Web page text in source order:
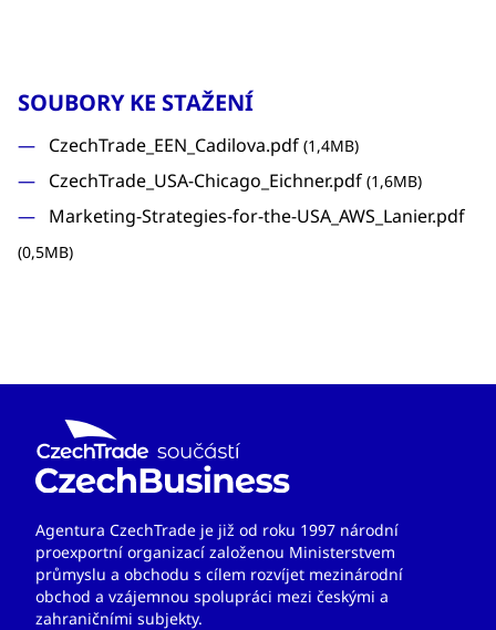
SOUBORY KE STAŽENÍ
CzechTrade_EEN_Cadilova.pdf (1,4MB)
CzechTrade_USA-Chicago_Eichner.pdf (1,6MB)
Marketing-Strategies-for-the-USA_AWS_Lanier.pdf
(0,5MB)
Agentura CzechTrade je již od roku 1997 národní
proexportní organizací založenou Ministerstvem
průmyslu a obchodu s cílem rozvíjet mezinárodní
obchod a vzájemnou spolupráci mezi českými a
zahraničními subjekty.